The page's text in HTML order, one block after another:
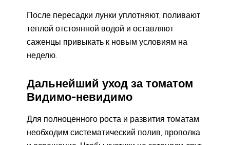
После пересадки лунки уплотняют, поливают
теплой отстоянной водой и оставляют
саженцы привыкать к новым условиям на
неделю.
Дальнейший уход за томатом
Видимо-невидимо
Для полноценного роста и развития томатам
необходим систематический полив, прополка